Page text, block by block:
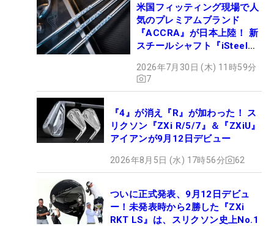
米国フィッティング現場で人
気のプレミアムブランド
『ACCRA』が日本上陸！ 新
スチールシャフト『iSteel
2026年7月30日 (木) 11時59分
7
『4』が消え『R』が加わった！ ス
リクソン『ZXi R/5/7』＆『ZXiU』
アイアンが9月12日デビュー
2026年8月5日 (水) 17時56分 62
ついに正式発表、9月12日デビュ
ー！未発表時から2勝した『ZXi
RKT LS』は、スリクソン史上No.1